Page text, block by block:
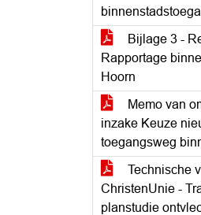
Bijlage 3 -
Rapportage
Hoorn
Memo van
inzake Keuze
toegangsweg
Technische
ChristenUnie -
planstudie